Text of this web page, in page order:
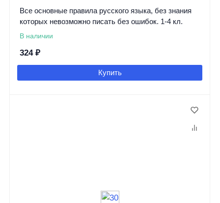
Все основные правила русского языка, без знания
которых невозможно писать без ошибок. 1-4 кл.
В наличии
324 ₽
Купить